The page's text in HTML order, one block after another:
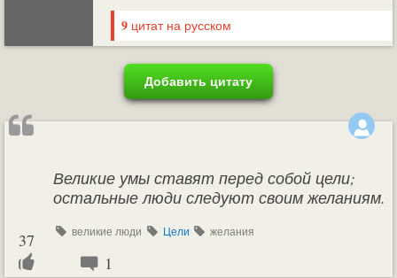
9 цитат на русском
Добавить цитату
Великие умы ставят перед собой цели;
остальные люди следуют своим желаниям.
великие люди Цели желания
37
1